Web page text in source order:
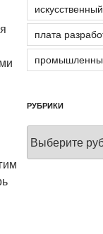
плата
РУБРИКИ
Рубрики